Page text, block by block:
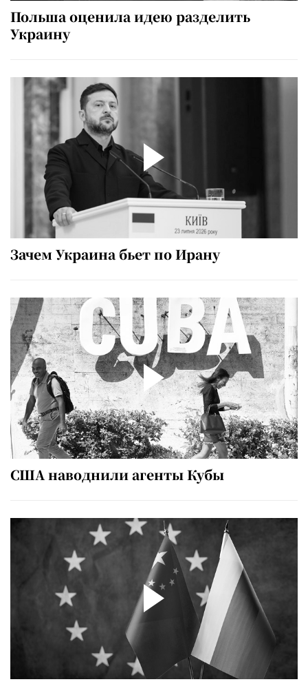
Польша оценила идею разделить
Украину
Зачем Украина бьет по Ирану
США наводнили агенты Кубы